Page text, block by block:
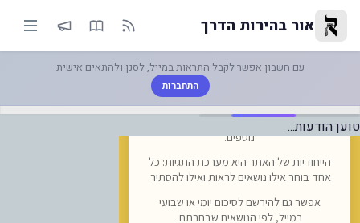
תמונת מצב |-הנסיעה לאומן בצל
אור בהירות הדרך
עם חשבון אפשר לקבל התראות במייל, לסנן ולהתאים אישית
התחברות
טוען הודעות...